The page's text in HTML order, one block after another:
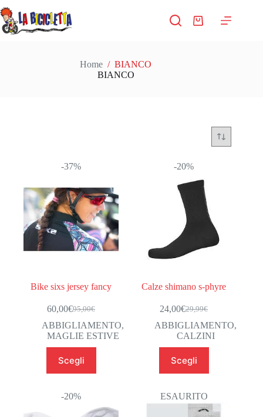
al
contenuto
Carrello
Home / BIANCO
BIANCO
-37%
Bike sixs jersey fancy
95,00€
Il
prezzo
originale
era:
95,00€.
60,00€Il
prezzo
attuale
è:
60,00€.
ABBIGLIAMENTO,
MAGLIE ESTIVE
Scegliprodotto
ha
varianti.
-20%
Calze shimano s-phyre
29,99€
Il
prezzo
originale
era:
29,99€.
24,00€Il
prezzo
attuale
è:
24,00€.
ABBIGLIAMENTO,
CALZINI
Scegliprodotto
ha
varianti.
Le
-20% ESAURITO